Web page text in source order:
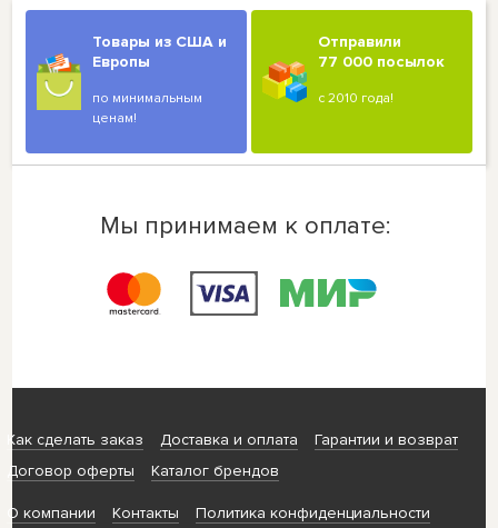
Товары из США и
Европы
по минимальным
ценам!
Отправили
77 000 посылок
с 2010 года!
Мы принимаем к оплате:
Как сделать заказ Доставка и оплата
Гарантии и возврат
Договор оферты
Каталог брендов
О компании Контакты Политика конфиденциальности